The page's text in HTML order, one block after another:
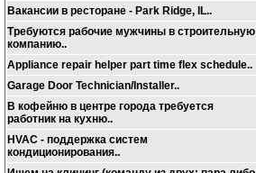
Вакансии в ресторане - Park Ridge, IL..
Требуются рабочие мужчины в строительную
компанию..
Appliance repair helper part time flex schedule..
Garage Door Technician/Installer..
В кофейню в центре города требуется
работник на кухню..
HVAC - поддержка систем
кондиционирования..